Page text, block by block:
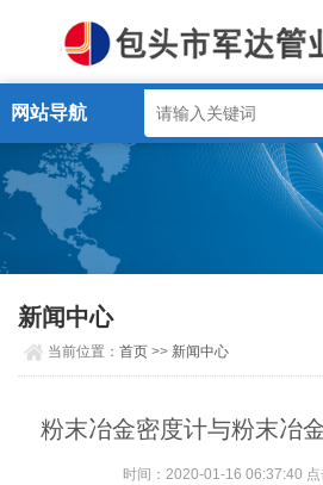
网站导航
新闻中心
当前位置：首页 >> 新闻中心
粉末冶金密度计与粉末冶
时间：2020-01-16 06:37:40